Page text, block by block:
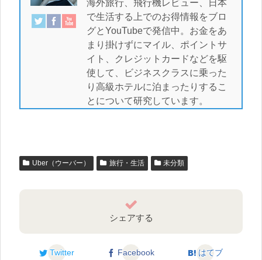
海外旅行、飛行機レビュー、日本
で生活する上でのお得情報をブロ
グとYouTubeで発信中。お金をあ
まり掛けずにマイル、ポイントサ
イト、クレジットカードなどを駆
使して、ビジネスクラスに乗った
り高級ホテルに泊まったりするこ
とについて研究しています。
Uber（ウーバー） 旅行・生活 未分類
シェアする
Twitter Facebook はてブ